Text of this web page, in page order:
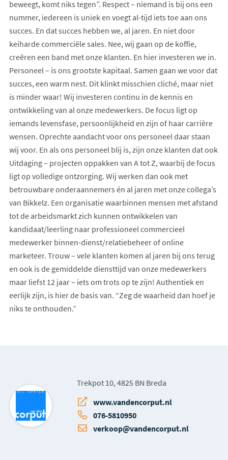
beweegt, komt niks tegen”. Respect – niemand is bij ons een
nummer, iedereen is uniek en voegt al-tijd iets toe aan ons
succes. En dat succes hebben we, al jaren. En niet door
keiharde commerciële sales. Nee, wij gaan op de koffie,
creëren een band met onze klanten. En hier investeren we in.
Personeel – is ons grootste kapitaal. Samen gaan we voor dat
succes, een warm nest. Dit klinkt misschien cliché, maar niet
is minder waar! Wij investeren continu in de kennis en
ontwikkeling van al onze medewerkers. De focus ligt op
iemands levensfase, persoonlijkheid en zijn of haar carrière
wensen. Oprechte aandacht voor ons personeel daar staan
wij voor. En als ons personeel blij is, zijn onze klanten dat ook
Uitdaging – projecten oppakken van A tot Z, waarbij de focus
ligt op volledige ontzorging. Wij werken dan ook met
betrouwbare onderaannemers én al jaren met onze collega’s
van Bikkelz. Een organisatie waarbinnen mensen met afstand
tot de arbeidsmarkt zich kunnen ontwikkelen van
kandidaat/leerling naar professioneel commercieel
medewerker binnen-dienst/relatiebeheer of online
marketeer. Trouw – vele klanten komen al jaren bij ons terug
en ook is de gemiddelde diensttijd van onze medewerkers
maar liefst 12 jaar – iets om trots op te zijn! Authentiek en
eerlijk zijn, is hier de basis van. “Zeg de waarheid dan hoef je
niks te onthouden.”
Trekpot 10, 4825 BN Breda
www.vandencorput.nl
076-5810950
verkoop@vandencorput.nl